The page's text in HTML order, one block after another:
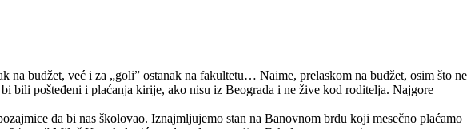
na budžet, već i za „goli” ostanak na fakultetu… Naime, prelaskom na budžet, osim što ne
bili pošteđeni i plaćanja kirije, ako nisu iz Beograda i ne žive kod roditelja. Najgore
da bi nas školovao. Iznajmljujemo stan na Banovnom brdu koji mesečno plaćamo